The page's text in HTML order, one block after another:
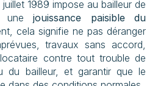
1989 impose au bailleur de
une jouissance paisible du
cela signifie ne pas déranger
travaux sans accord,
contre tout trouble de
du bailleur, et garantir que le